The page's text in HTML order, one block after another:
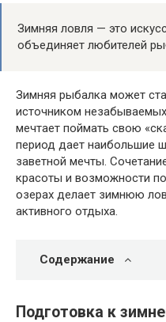
Зимняя ловля — это
объединяет любителей
Зимняя рыбалка может
источником
мечтает поймать свою
период дает наибольшие
заветной мечты.
красоты и возможности
озерах делает зимнюю
активного отдыха.
Содержание
Подготовка к